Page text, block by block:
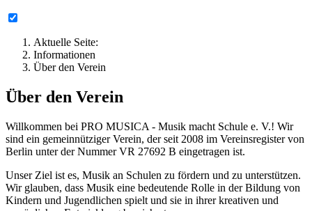
Aktuelle Seite:
Informationen
Über den Verein
Über den Verein
Willkommen bei PRO MUSICA - Musik macht Schule e. V.! Wir
sind ein gemeinnütziger Verein, der seit 2008 im Vereinsregister von
Berlin unter der Nummer VR 27692 B eingetragen ist.
Unser Ziel ist es, Musik an Schulen zu fördern und zu unterstützen.
Wir glauben, dass Musik eine bedeutende Rolle in der Bildung von
Kindern und Jugendlichen spielt und sie in ihrer kreativen und